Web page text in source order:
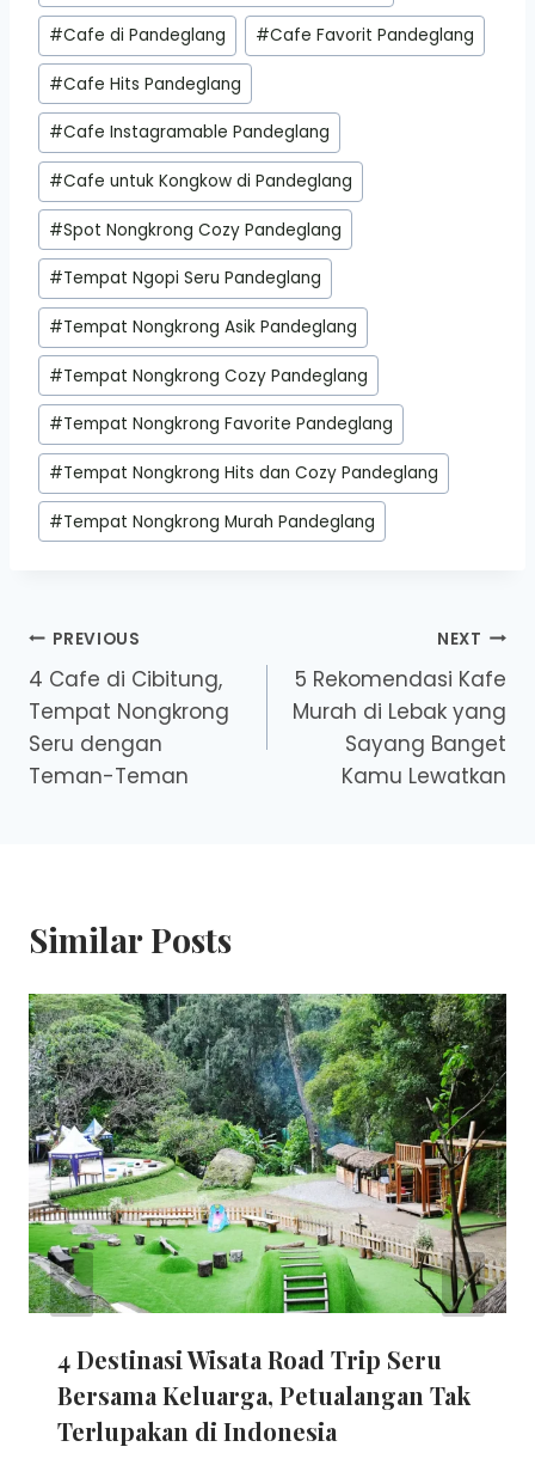
#Cafe di Pandeglang #Cafe Favorit Pandeglang
#Cafe Hits Pandeglang
#Cafe Instagramable Pandeglang
#Cafe untuk Kongkow di Pandeglang
#Spot Nongkrong Cozy Pandeglang
#Tempat Ngopi Seru Pandeglang
#Tempat Nongkrong Asik Pandeglang
#Tempat Nongkrong Cozy Pandeglang
#Tempat Nongkrong Favorite Pandeglang
#Tempat Nongkrong Hits dan Cozy Pandeglang
#Tempat Nongkrong Murah Pandeglang
Post
navigation
PREVIOUS
4 Cafe di Cibitung,
Tempat Nongkrong
Seru dengan
Teman-Teman
NEXT
5 Rekomendasi Kafe
Murah di Lebak yang
Sayang Banget
Kamu Lewatkan
Similar Posts
4 Destinasi Wisata Road Trip Seru
Bersama Keluarga, Petualangan Tak
Terlupakan di Indonesia